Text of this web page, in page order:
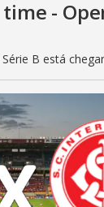
time -
B está